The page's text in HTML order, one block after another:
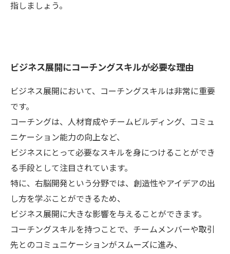
指しましょう。
ビジネス展開にコーチングスキルが必要な理由
ビジネス展開において、コーチングスキルは非常に重要
です。
コーチングは、人材育成やチームビルディング、コミュ
ニケーション能力の向上など、
ビジネスにとって必要なスキルを身につけることができ
る手段として注目されています。
特に、右脳開発という分野では、創造性やアイデアの出
し方を学ぶことができるため、
ビジネス展開に大きな影響を与えることができます。
コーチングスキルを持つことで、チームメンバーや取引
先とのコミュニケーションがスムーズに進み、